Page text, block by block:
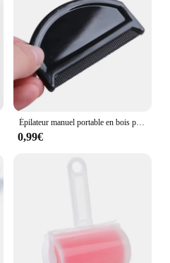
Épilateur manuel portable en bois pour vêtements, rasoir pour pull, peigne anti-peluches pour tissu
0,99€